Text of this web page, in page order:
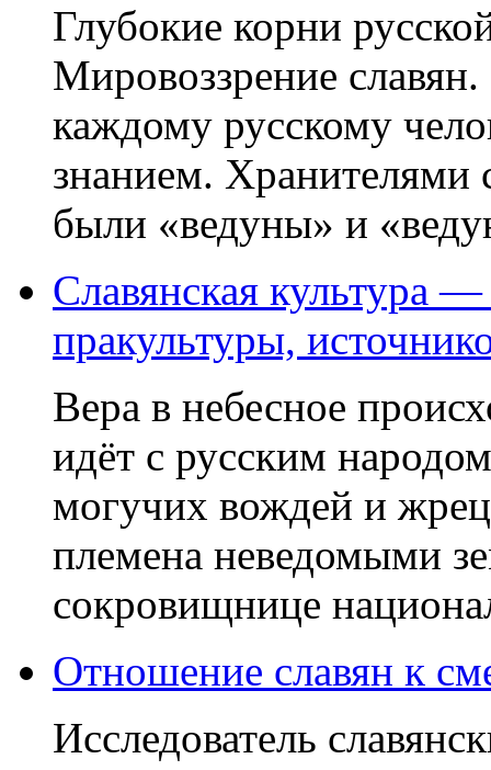
Глубокие корни
Мировоззрение
каждому русскому
знанием. Хранителями
были «ведуны» и
Славянская культура
пракультуры,
Вера в небесное
идёт с русским
могучих вождей и
племена неведомыми
сокровищнице
Отношение славян к
Исследователь